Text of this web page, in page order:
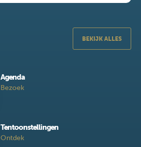
BEKIJK ALLES
Agenda
Bezoek
Tentoonstellingen
Ontdek